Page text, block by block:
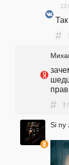
#
# !
Si ny